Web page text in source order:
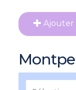
Ajouter